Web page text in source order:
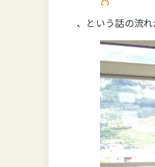
、という話の流